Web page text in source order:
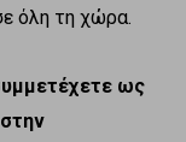
όλη τη χώρα.
ως